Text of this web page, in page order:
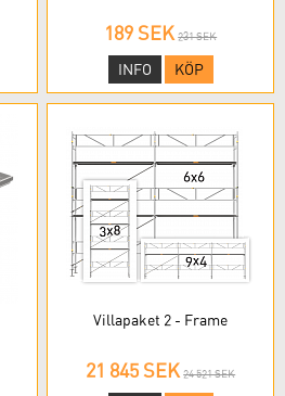
189 SEK 231 SEK
INFO KÖP
Villapaket 2 - Frame
21 845 SEK 24 521 SEK